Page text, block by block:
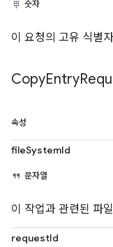
숫자
이 요청의 고유 식별
CopyEntry
속성
fileSystemId
문자열
이 작업과 관련된 파
requestId